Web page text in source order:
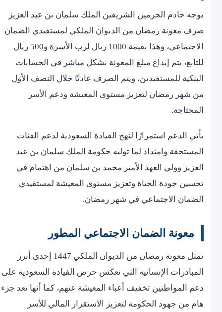
يوجه خادم الحرمين الشريفين الملك سلمان بن عبد العزيز
صرف معونة رمضان من الديوان الملكي لمستفيدي الضمان
الاجتماعي، وهذا بقيمة 1000 ريال لرب الأسرة و500 ريال
للتابع، يتم إيداع مبلغ المعونة بشكل مباشر في الحسابات
البنكية للمستفيدين، ويتم الصرف عادتًا خلال النصف الأول
من شهر رمضان لتعزيز مستوى المعيشة ودعم الأسر
المحتاجة.
يأتي الدعم استمرارًا لنهج القيادة السعودية لدعم الفئات
المستحقة وامتداد لما توليه حكومة الملك سلمان بن عبد
العزيز وولي العهد الأمير محمد بن سلمان من اهتمام في
تحسين جودة الحياة وتعزيز مستوى المعيشة لمستفيدي
الضمان الاجتماعي في شهر رمضان.
معونة الضمان الاجتماعي المطور
تمثل معونة رمضان من الديوان الملكي 1447 إحدى أبرز
المبادرات الإنسانية التي تعكس حرص القيادة السعودية على
دعم المواطنين تخفيف أعباء المعيشة عنهم، كما أنها تعد جزء
هام من جهود الحكومة لتعزيز الاستقرار المالي للأسر